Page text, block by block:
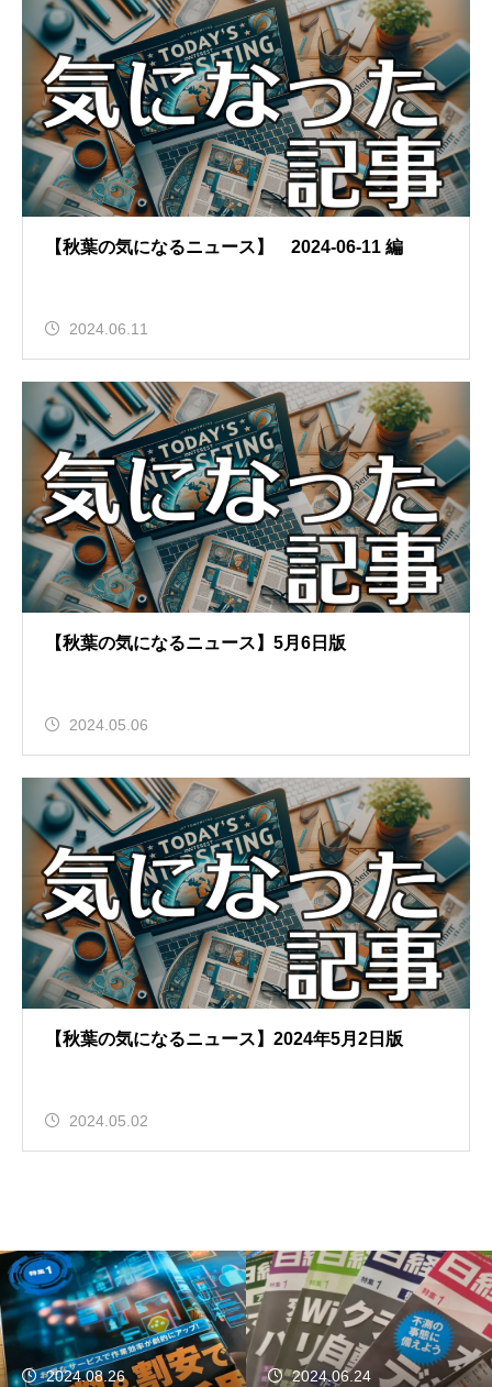
【秋葉の気になるニュース】 2024-06-11 編
2024.06.11
【秋葉の気になるニュース】5月6日版
2024.05.06
【秋葉の気になるニュース】2024年5月2日版
2024.05.02
2024.06.24 2024.06.12